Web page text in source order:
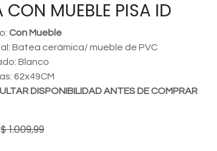
CON MUEBLE PISA ID
Con Mueble
Batea cerámica/ mueble de PVC
Blanco
62x49CM
DISPONIBILIDAD ANTES DE COMPRAR
$1.009,99